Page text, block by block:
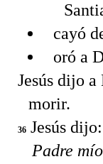
cayó
oró a
Jesús dijo
morir.
36 Jesús dijo:
Padre